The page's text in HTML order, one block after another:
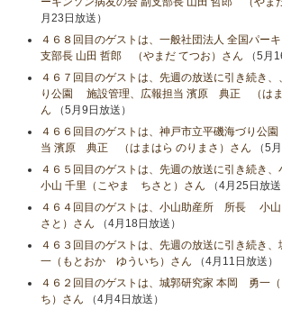
月23日放送）
４６８回目のゲストは、一般社団法人 全国パー
支部長 山田 哲郎 （やまだ てつお）さん （5月
４６７回目のゲストは、先週の放送に引き続き
り公園 施設管理、広報担当 濱原 典正 （はま
ん （5月9日放送）
４６６回目のゲストは、神戸市立平磯海づり公
当 濱原 典正 （はまはら のりまさ）さん （5
４６５回目のゲストは、先週の放送に引き続き
小山​ 千里（こやま ちさと）さん （4月25日放送
４６４回目のゲストは、小山助産所 所長 小
さと）さん （4月18日放送）
４６３回目のゲストは、先週の放送に引き続き
一（もとおか ゆういち）さん （4月11日放送）
４６２回目のゲストは、城郭研究家 本岡 勇一
ち）さん （4月4日放送）